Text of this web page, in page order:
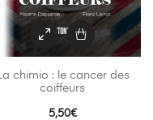
La chimio : le cancer des
coiffeurs
5,50€